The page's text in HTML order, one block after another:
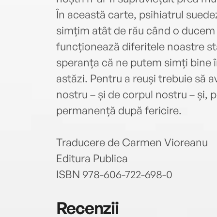
În această carte, psihiatrul
simțim atât de rău când o
funcționează diferitele noastre
speranța că ne putem simți
astăzi. Pentru a reuși trebuie să
nostru – și de corpul nostru – și,
permanență după fericire.
Traducere de Carmen Vioreanu
Editura Publica
ISBN 978-606-722-698-0
Recenzii